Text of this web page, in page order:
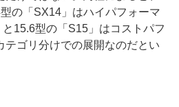
の「SX14」はハイパフォーマ
15.6型の「S15」はコストパフ
テゴリ分けでの展開なのだとい